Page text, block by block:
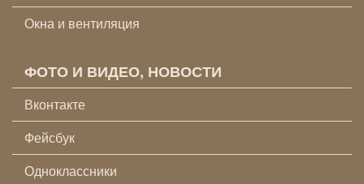
Окна и вентиляция
ФОТО И ВИДЕО, НОВОСТИ
Вконтакте
Фейсбук
Одноклассники